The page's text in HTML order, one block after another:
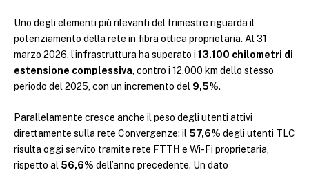
Uno degli elementi più rilevanti del trimestre riguarda il
potenziamento della rete in fibra ottica proprietaria. Al 31
marzo 2026, l’infrastruttura ha superato i 13.100 chilometri di
estensione complessiva, contro i 12.000 km dello stesso
periodo del 2025, con un incremento del 9,5%.
Parallelamente cresce anche il peso degli utenti attivi
direttamente sulla rete Convergenze: il 57,6% degli utenti TLC
risulta oggi servito tramite rete FTTH e Wi-Fi proprietaria,
rispetto al 56,6% dell’anno precedente. Un dato